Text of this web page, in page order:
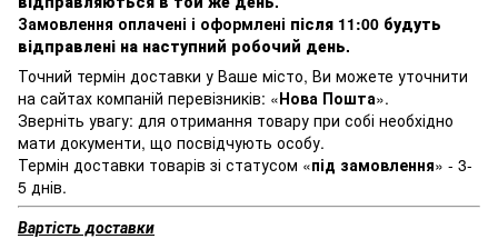
Замовлення оплачені і оформлені після 11:00 будуть
відправлені на наступний робочий день.
Точний термін доставки у Ваше місто, Ви можете уточнити
на сайтах компаній перевізників: «Нова Пошта».
Зверніть увагу: для отримання товару при собі необхідно
мати документи, що посвідчують особу.
Термін доставки товарів зі статусом «під замовлення» - 3-
5 днів.
Вартість доставки